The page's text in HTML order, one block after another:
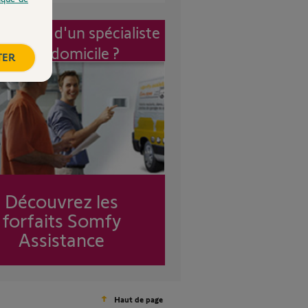
d'un spécialiste
à mon domicile ?
Découvrez les
forfaits Somfy
Assistance
Haut de page